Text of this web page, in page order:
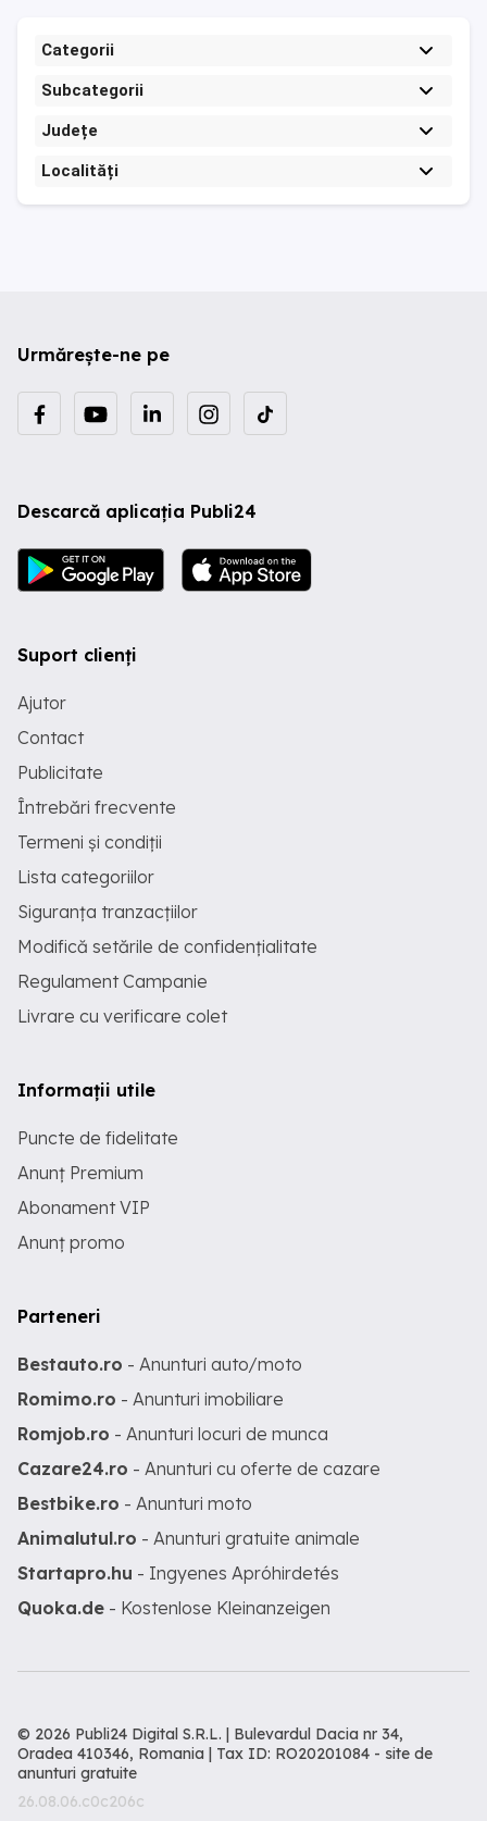
Categorii
Subcategorii
Județe
Localități
Urmărește-ne pe
Descarcă aplicația Publi24
Suport clienți
Ajutor
Contact
Publicitate
Întrebări frecvente
Termeni și condiții
Lista categoriilor
Siguranța tranzacțiilor
Modifică setările de confidențialitate
Regulament Campanie
Livrare cu verificare colet
Informații utile
Puncte de fidelitate
Anunț Premium
Abonament VIP
Anunț promo
Parteneri
Bestauto.ro - Anunturi auto/moto
Romimo.ro - Anunturi imobiliare
Romjob.ro - Anunturi locuri de munca
Cazare24.ro - Anunturi cu oferte de cazare
Bestbike.ro - Anunturi moto
Animalutul.ro - Anunturi gratuite animale
Startapro.hu - Ingyenes Apróhirdetés
Quoka.de - Kostenlose Kleinanzeigen
© 2026 Publi24 Digital S.R.L. | Bulevardul Dacia nr 34,
Oradea 410346, Romania | Tax ID: RO20201084 - site de
anunturi gratuite
26.08.06.c0c206c